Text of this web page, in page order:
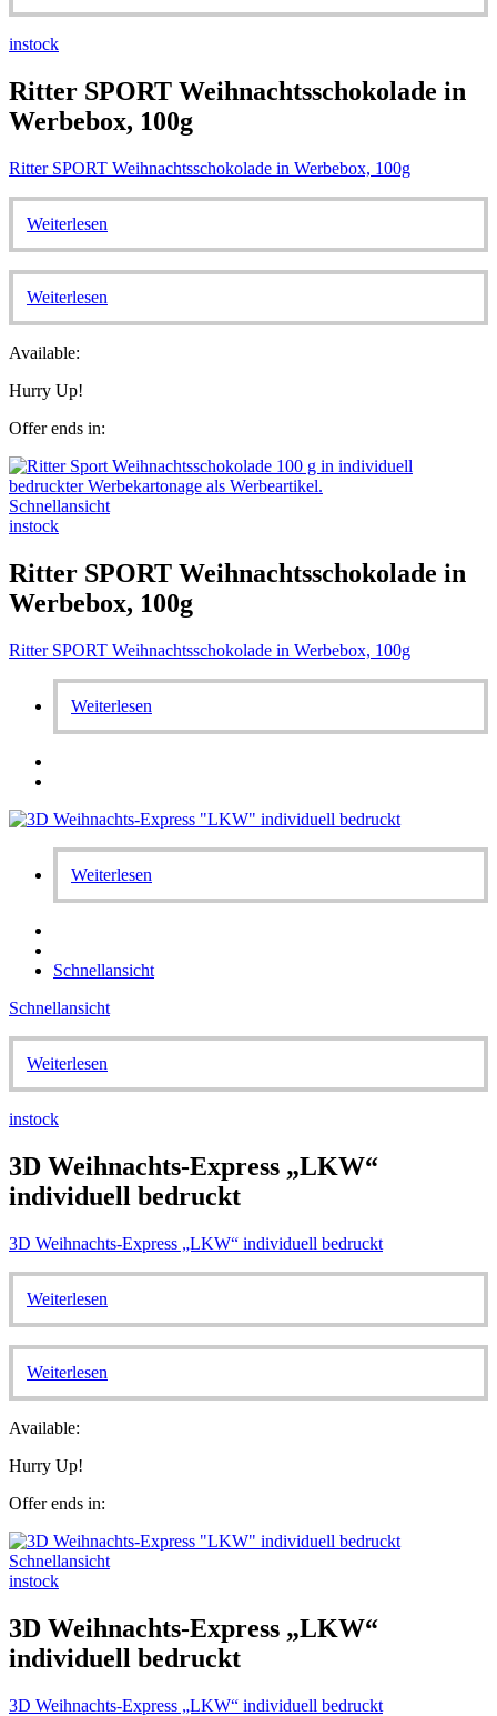
instock
Ritter SPORT Weihnachtsschokolade in
Werbebox, 100g
Ritter SPORT Weihnachtsschokolade in Werbebox, 100g
Weiterlesen
Weiterlesen
Available:
Hurry Up!
Offer ends in:
Schnellansicht
instock
Ritter SPORT Weihnachtsschokolade in
Werbebox, 100g
Ritter SPORT Weihnachtsschokolade in Werbebox, 100g
Weiterlesen
Weiterlesen
Schnellansicht
Schnellansicht
Weiterlesen
instock
3D Weihnachts-Express „LKW“
individuell bedruckt
3D Weihnachts-Express „LKW“ individuell bedruckt
Weiterlesen
Weiterlesen
Available:
Hurry Up!
Offer ends in:
Schnellansicht
instock
3D Weihnachts-Express „LKW“
individuell bedruckt
3D Weihnachts-Express „LKW“ individuell bedruckt